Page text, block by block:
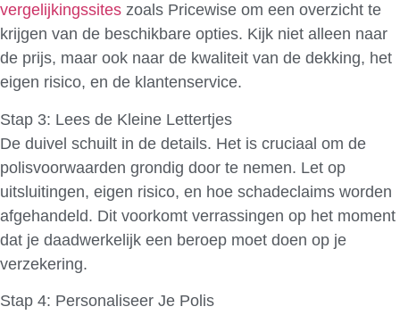
vergelijkingssites zoals Pricewise om een overzicht te
krijgen van de beschikbare opties. Kijk niet alleen naar
de prijs, maar ook naar de kwaliteit van de dekking, het
eigen risico, en de klantenservice.
Stap 3: Lees de Kleine Lettertjes
De duivel schuilt in de details. Het is cruciaal om de
polisvoorwaarden grondig door te nemen. Let op
uitsluitingen, eigen risico, en hoe schadeclaims worden
afgehandeld. Dit voorkomt verrassingen op het moment
dat je daadwerkelijk een beroep moet doen op je
verzekering.
Stap 4: Personaliseer Je Polis